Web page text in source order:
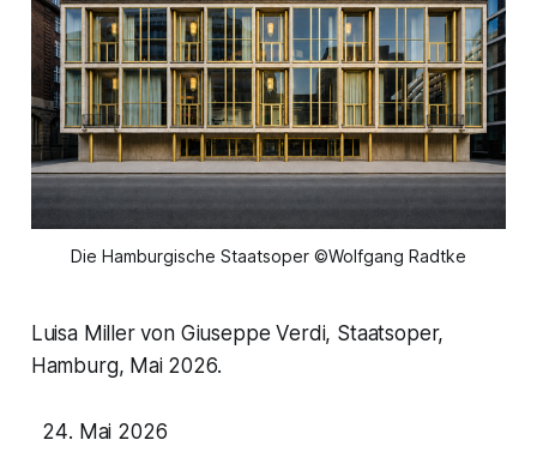
Die Hamburgische Staatsoper ©Wolfgang Radtke
Luisa Miller von Giuseppe Verdi, Staatsoper,
Hamburg, Mai 2026.
Mai 2026